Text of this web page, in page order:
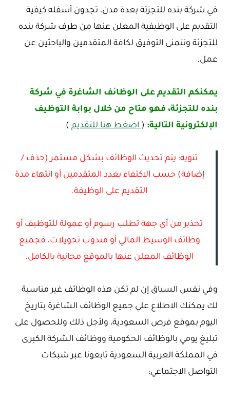
في شركة بنده للتجزئة بعدة مدن، تجدون أسفله كيفية
التقديم على الوظيفية المعلن عنها من طرف شركة بنده
للتجزئة ونتمنى التوفيق لكافة المتقدمين والباحثين عن
عمل.
يمكنكم التقديم على الوظائف الشاغرة في شركة
بنده للتجزئة، فهو متاح من خلال بوابة التوظيف
الإلكترونية التالية: (اضغط هنا للتقديم )
تنويه: يتم تحديث الوظائف بشكل مستمر (حذف /
إضافة) حسب الاكتفاء بعدد المتقدمين أو انتهاء مدة
التقديم على الوظيفة.
تحذير من أي جهة تطلب رسوم أو عمولة للتوظيف أو
وظائف الوسيط المالي أو مندوب تحويلات، فجميع
الوظائف المعلن عنها بالموقع مجانية بالكامل.
وفي نفس السياق إن لم تكن هذه الوظائف غير مناسبة
لك يمكنك الاطلاع علي جميع الوظائف الشاغرة بتاريخ
اليوم بموقع فرص السعودية، ولأجل ذلك وللحصول على
تبليغ يومي بالوظائف الحكومية ووظائف الشركة الكبرى
في المملكة العربية السعودية تابعونا عبر شبكات
التواصل الاجتماعي: